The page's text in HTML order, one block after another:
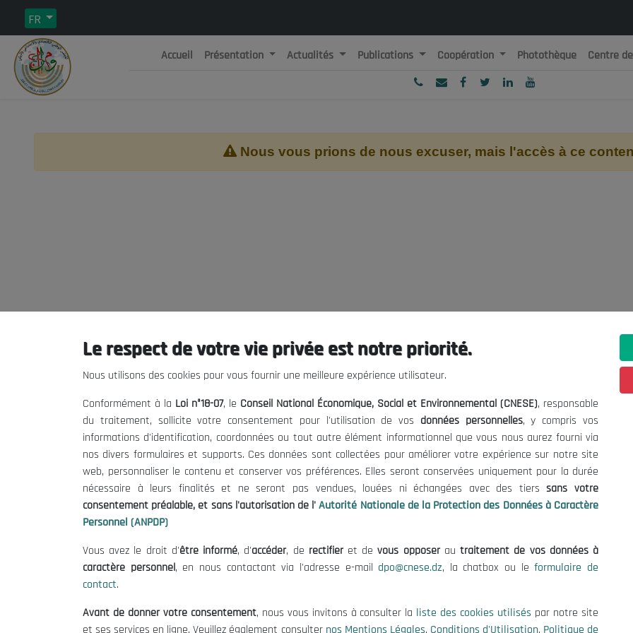
FR
République Algérienne Démocratique et Populaire
Accueil Présentation Actualités Publications Coopération Photothèque Centre
Nous vous prions de nous excuser, mais l'accès à ce
Le CNESE
Le président
Organisation
Publications
Informations utiles
Mentions Légales
Conditions d'Utilisation
Politique de Protection des Données
Politique des Cookies
contact@cnese.dz
Suggestions ou Initiatives ?
Newsletter
Inscrivez-vous, soyez le premier à
nos dernières nouvelles.
Suivez-Nous!
© 2026 Conseil National Économique, Social et Environnemental
Le respect de votre vie privée est notre priorité.
Nous utilisons des cookies pour vous fournir une meilleure expérience utilisateur.
Conformément à la Loi n°18-07, le Conseil National Économique, Social et Environnemental (CNESE), responsable
du traitement, sollicite votre consentement pour l'utilisation de vos données personnelles, y compris vos
informations d'identification, coordonnées ou tout autre élément informationnel que vous nous aurez fourni via
nos divers formulaires et supports. Ces données sont collectées pour améliorer votre expérience sur notre site
web, personnaliser le contenu et conserver vos préférences. Elles seront conservées uniquement pour la durée
nécessaire à leurs finalités et ne seront pas vendues, louées ni échangées avec des tierssans votre
consentement préalable, et sans l'autorisation de l' Autorité Nationale de la Protection des Données à Caractère
Personnel (ANPDP)
Vous avez le droit d'être informé, d'accéder, de rectifieret devous opposerautraitement de vos données à
caractère personnel, en nous contactant via l'adresse e-mail dpo@cnese.dz, la chatbox ou leformulaire de
contact.
Avant de donner votre consentement, nous vous invitons à consulter la liste des cookies utilisés par notre site
et ses services en ligne. Veuillez également consulter nos Mentions Légales, Conditions d'Utilisation, Politique de